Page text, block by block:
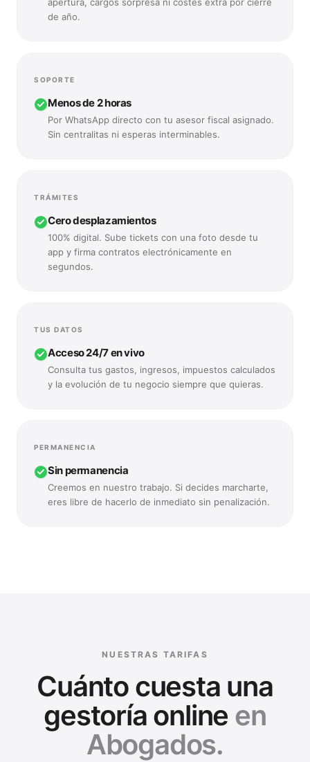
de año.
SOPORTE
Menos de 2 horas
Por WhatsApp directo con tu asesor fiscal asignado.
Sin centralitas ni esperas interminables.
TRÁMITES
Cero desplazamientos
100% digital. Sube tickets con una foto desde tu
app y firma contratos electrónicamente en
segundos.
TUS DATOS
Acceso 24/7 en vivo
Consulta tus gastos, ingresos, impuestos calculados
y la evolución de tu negocio siempre que quieras.
PERMANENCIA
Sin permanencia
Creemos en nuestro trabajo. Si decides marcharte,
eres libre de hacerlo de inmediato sin penalización.
NUESTRAS TARIFAS
Cuánto cuesta una
gestoría online en
Abogados.